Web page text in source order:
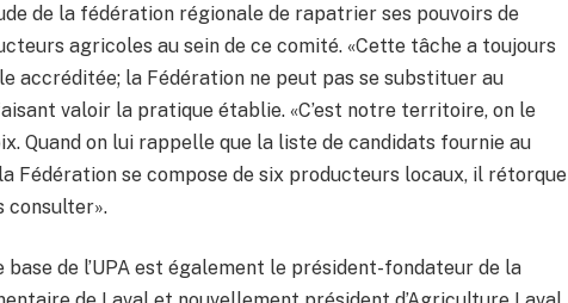
de la fédération régionale de rapatrier ses pouvoirs de
agricoles au sein de ce comité. «Cette tâche a toujours
accréditée; la Fédération ne peut pas se substituer au
valoir la pratique établie. «C’est notre territoire, on le
Quand on lui rappelle que la liste de candidats fournie au
Fédération se compose de six producteurs locaux, il rétorque
consulter».
de l’UPA est également le président-fondateur de la